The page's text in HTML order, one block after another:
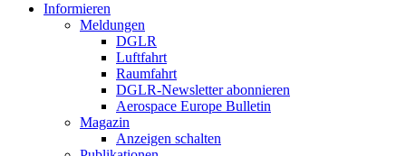
Informieren
Meldungen
DGLR
Luftfahrt
Raumfahrt
DGLR-Newsletter abonnieren
Aerospace Europe Bulletin
Magazin
Anzeigen schalten